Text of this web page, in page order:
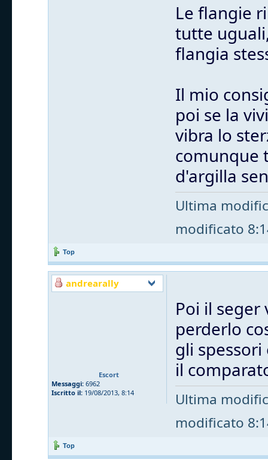
Le flangie
tutte
flangia
Il mio
poi se la
vibra lo
comunque
d'argilla
Ultima
modificato
Top
andrearally
Escort
Messaggi: 6962
Iscritto il: 19/08/2013, 8:14
Poi il
perderlo
gli
il
Ultima
modificato
Top